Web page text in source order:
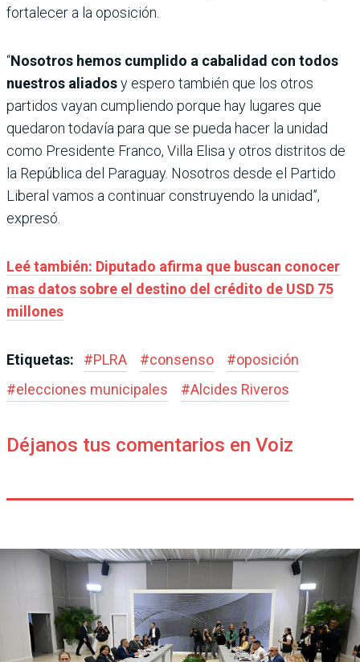
fortalecer a la oposición.
“Nosotros hemos cumplido a cabalidad con todos
nuestros aliadosy espero también que los otros
partidos vayan cumpliendo porque hay lugares que
quedaron todavía para que se pueda hacer la unidad
como Presidente Franco, Villa Elisa y otros distritos de
la República del Paraguay. Nosotros desde el Partido
Liberal vamos a continuar construyendo la unidad”,
expresó.
Leé también: Diputado afirma que buscan conocer
mas datos sobre el destino del crédito de USD 75
millones
Etiquetas: #PLRA #consenso #oposición
#elecciones municipales #Alcides Riveros
Déjanos tus comentarios en Voiz